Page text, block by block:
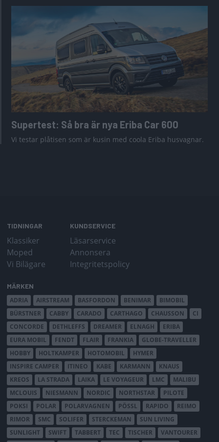
Supertest: Så bra är nya Eriba Car 600
Vi testar plåtisen som är kusin med coola Eriba husvagnar.
TIDNINGAR
Klassiker
Moped
Vi Bilägare
KUNDSERVICE
Läsarservice
Annonsera
Integritetspolicy
MÄRKEN
ADRIA
AIRSTREAM BASFORDON BENIMAR
BIMOBIL
BÜRSTNER
CABBY CARADO CARTHAGO CHAUSSON
CI
CONCORDE
DETHLEFFS DREAMER ELNAGH
ERIBA
EURA MOBIL
FENDT FLAIR FRANKIA
GLOBE-TRAVELLER
HOBBY
HOLTKAMPER HOTOMOBIL
HYMER
INSPIRE CAMPER
ITINEO KABE KARMANN
KNAUS
KREOS
LA STRADA LAIKA LE VOYAGEUR LMC
MALIBU
MCLOUIS
NIESMANN NORDIC NORTHSTAR
PILOTE
POKSI
POLAR POLARVAGNEN PÖSSL RAPIDO
REIMO
RIMOR
SMC SOLIFER STERCKEMAN
SUN LIVING
SUNLIGHT
SWIFT TABBERT TEC TISCHER
VANTOURER